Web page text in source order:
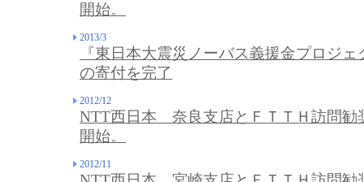
開始。
2013/3
『東日本大震災ノーバス義援金プロジ
の寄付を完了
2012/12
NTT西日本 奈良支店とＦＴＴＨ訪問勧
開始。
2012/11